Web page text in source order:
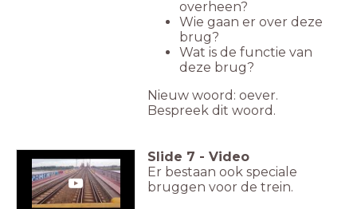
overheen?
Wie gaan er over deze
brug?
Wat is de functie van
deze brug?
Nieuw woord: oever.
Bespreek dit woord.
Slide 7 - Video
Er bestaan ook speciale
bruggen voor de trein.